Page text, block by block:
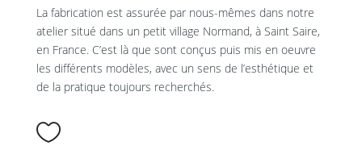
La fabrication est assurée par nous-mêmes dans notre
atelier situé dans un petit village Normand, à Saint Saire,
en France. C’est là que sont conçus puis mis en oeuvre
les différents modèles, avec un sens de l’esthétique et
de la pratique toujours recherchés.
